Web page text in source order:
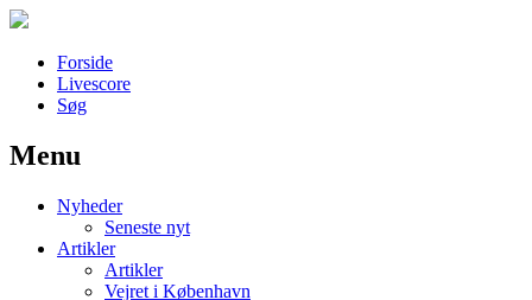
Forside
Livescore
Søg
Наши партнеры
лучшие займы
Menu
Nyheder
Seneste nyt
Artikler
Artikler
Vejret i København